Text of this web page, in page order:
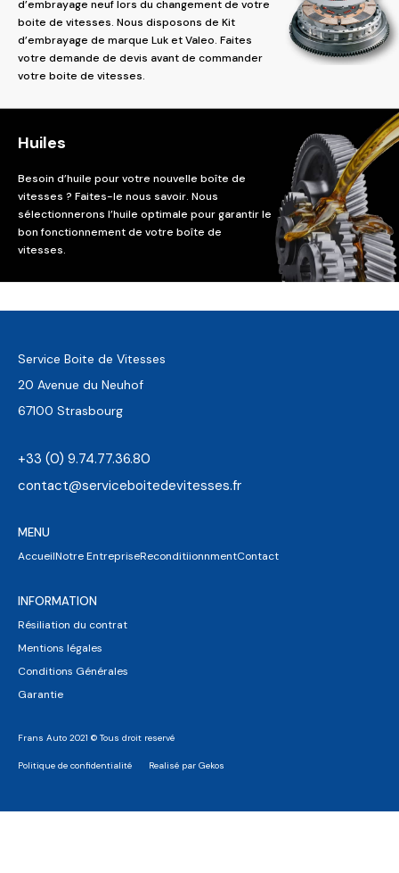
d’embrayage neuf lors du changement de votre
boite de vitesses. Nous disposons de Kit
d’embrayage de marque Luk et Valeo. Faites
votre demande de devis avant de commander
votre boite de vitesses.
Huiles
Besoin d’huile pour votre nouvelle boîte de
vitesses ? Faites-le nous savoir. Nous
sélectionnerons l’huile optimale pour garantir le
bon fonctionnement de votre boîte de
vitesses.
Service Boite de Vitesses
20 Avenue du Neuhof
67100 Strasbourg
+33 (0) 9.74.77.36.80
contact@serviceboitedevitesses.fr
MENU
AccueilNotre EntrepriseReconditiionnmentContact
INFORMATION
Résiliation du contrat
Mentions légales
Conditions Générales
Garantie
Frans Auto 2021 © Tous droit reservé
Politique de confidentialité Realisé par Gekos